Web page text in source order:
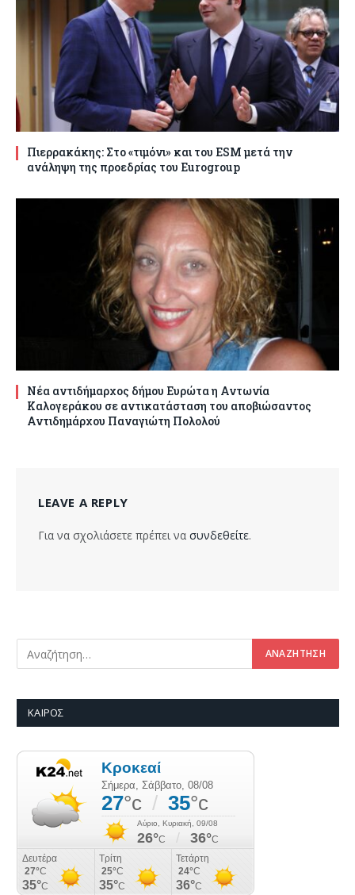
Πιερρακάκης: Στο «τιμόνι» και του ESM μετά την
ανάληψη της προεδρίας του Eurogroup
Νέα αντιδήμαρχος δήμου Ευρώτα η Αντωνία
Καλογεράκου σε αντικατάσταση του αποβιώσαντος
Αντιδημάρχου Παναγιώτη Πολολού
LEAVE A REPLY
Για να σχολιάσετε πρέπει να συνδεθείτε.
ΚΑΙΡΌΣ